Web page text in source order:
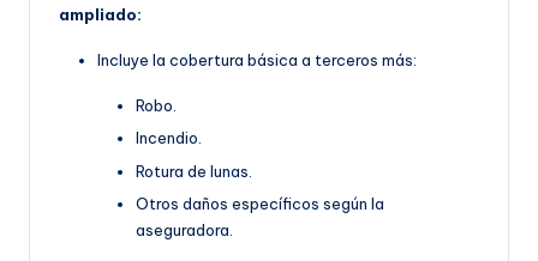
ampliado:
Incluye la cobertura básica a terceros más:
Robo.
Incendio.
Rotura de lunas.
Otros daños específicos según la
aseguradora.